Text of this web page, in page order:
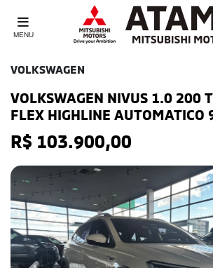
MENU
VOLKSWAGEN
VOLKSWAGEN NIVUS 1.0 200
FLEX HIGHLINE
R$ 103.900,00